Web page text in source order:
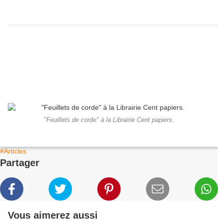
"Feuillets de corde" à la Librairie Cent papiers.
#Articles
Partager
Vous aimerez aussi